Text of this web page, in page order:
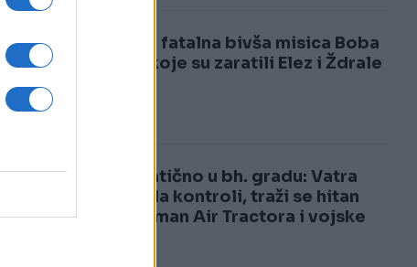
3
Ovo je fatalna bivša misica Boba
zbog koje su zaratili Elez i Ždrale
4
Dramatično u bh. gradu: Vatra
izmakla kontroli, traži se hitan
angažman Air Tractora i vojske